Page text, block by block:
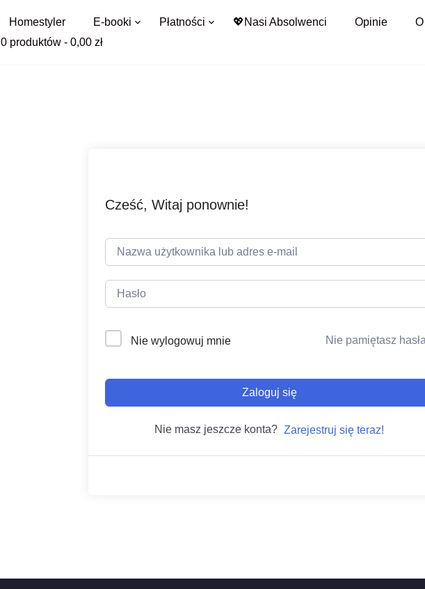
Homestyler E-booki Płatności 💖Nasi Absolwenci Opinie
0 produktów 0,00 zł
Cześć, Witaj ponownie!
Nie wylogowuj mnie Nie pamiętasz
Zaloguj się
Nie masz jeszcze konta? Zarejestruj się teraz!